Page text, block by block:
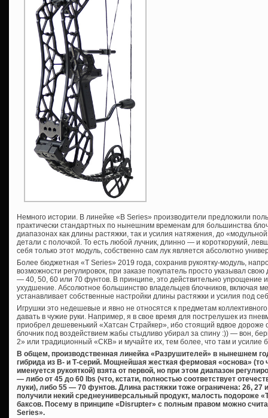
Немного истории. В линейке «B Series» производители предложили
практически стандартных по нынешним временам для большинства
диапазонах как длины растяжки, так и усилия натяжения, до
детали с полочкой. То есть любой лучник, длинно — и короткорукий,
себя только этот модуль, собственно сам лук является абсолютно
Более бюджетная «Т Series» 2019 года, сохранив рукоятку-модуль,
возможности регулировок, при заказе покупатель просто указывал
— 40, 50, 60 или 70 фунтов. В принципе, это действительно упрощение
ухудшение. Абсолютное большинство владельцев блочников, включая
устанавливает собственные настройки длины растяжки и усилия под
Игрушки это недешевые и явно не относятся к предметам
давать в чужие руки. Например, я в свое время для пострелушек из
приобрел дешевенький «Хатсан Страйкер», ибо стоящий вдвое дороже
блочник под воздействием жабы стыдливо убирал за спину :)) — вон,
2» или традиционный «СКВ» и мучайте их, тем более, что там и усилие
В общем, производственная линейка «Разрушителей» в нынешнем
гибрида из В- и Т-серий. Мощнейшая жесткая фермовая «основа» (то
именуется рукояткой) взята от первой, но при этом диапазон
— либо от 45 до 60 lbs (что, кстати, полностью соответствует
луки), либо 55 — 70 фунтов. Длина растяжки тоже ограничена: 26, 27
получили некий среднеуниверсальный продукт, малость подороже
баксов. Посему в принципе «Disrupter» с полным правом можно
Series».